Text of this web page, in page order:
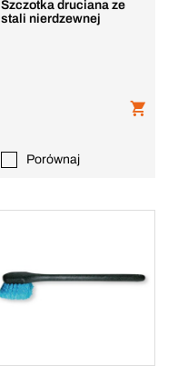
Szczotka druciana ze
stali nierdzewnej
Porównaj